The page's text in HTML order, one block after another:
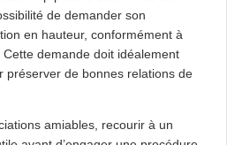
de demander son
en hauteur, conformément à
demande doit idéalement
préserver de bonnes relations de
amiables, recourir à un